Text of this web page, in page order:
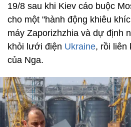
19/8 sau khi Kiev cáo buộc
cho một "hành động khiêu
máy Zaporizhzhia và dự định
khỏi lưới điện Ukraine, rồi liên
của Nga.